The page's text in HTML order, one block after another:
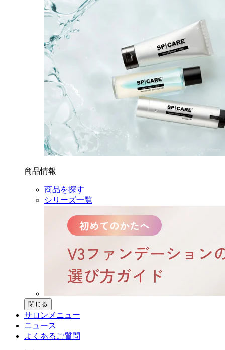
商品情報
商品を探す
シリーズ一覧
閉じる
サロンメニュー
ニュース
よくあるご質問